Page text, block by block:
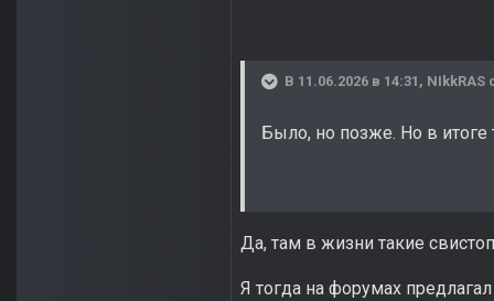
В 11.06.2026 в 14:31, NIkkRAS
Было, но позже. Но в итоге
Да, там в жизни такие
Я тогда на форумах